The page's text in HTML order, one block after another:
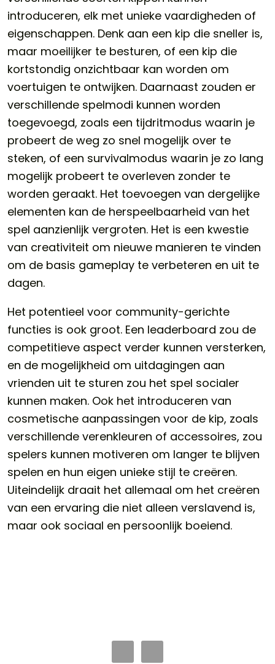
introduceren, elk met unieke vaardigheden of
eigenschappen. Denk aan een kip die sneller is,
maar moeilijker te besturen, of een kip die
kortstondig onzichtbaar kan worden om
voertuigen te ontwijken. Daarnaast zouden er
verschillende spelmodi kunnen worden
toegevoegd, zoals een tijdritmodus waarin je
probeert de weg zo snel mogelijk over te
steken, of een survivalmodus waarin je zo lang
mogelijk probeert te overleven zonder te
worden geraakt. Het toevoegen van dergelijke
elementen kan de herspeelbaarheid van het
spel aanzienlijk vergroten. Het is een kwestie
van creativiteit om nieuwe manieren te vinden
om de basis gameplay te verbeteren en uit te
dagen.
Het potentieel voor community-gerichte
functies is ook groot. Een leaderboard zou de
competitieve aspect verder kunnen versterken,
en de mogelijkheid om uitdagingen aan
vrienden uit te sturen zou het spel socialer
kunnen maken. Ook het introduceren van
cosmetische aanpassingen voor de kip, zoals
verschillende verenkleuren of accessoires, zou
spelers kunnen motiveren om langer te blijven
spelen en hun eigen unieke stijl te creëren.
Uiteindelijk draait het allemaal om het creëren
van een ervaring die niet alleen verslavend is,
maar ook sociaal en persoonlijk boeiend.